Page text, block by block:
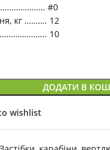
#0
кг ………. 12
10
ДОДАТИ В
wishlist